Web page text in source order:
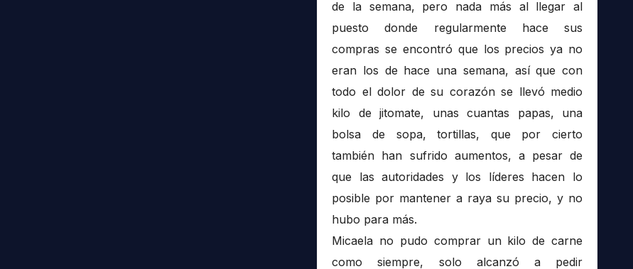
de la semana, pero nada más al llegar al
puesto donde regularmente hace sus
compras se encontró que los precios ya no
eran los de hace una semana, así que con
todo el dolor de su corazón se llevó medio
kilo de jitomate, unas cuantas papas, una
bolsa de sopa, tortillas, que por cierto
también han sufrido aumentos, a pesar de
que las autoridades y los líderes hacen lo
posible por mantener a raya su precio, y no
hubo para más.
Micaela no pudo comprar un kilo de carne
como siempre, solo alcanzó a pedir